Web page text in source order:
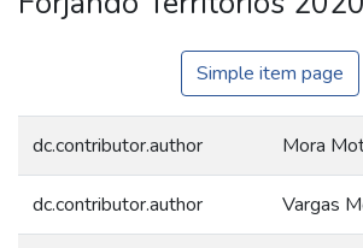
Simple item page
dc.contributor.author Mora
dc.contributor.author Vargas